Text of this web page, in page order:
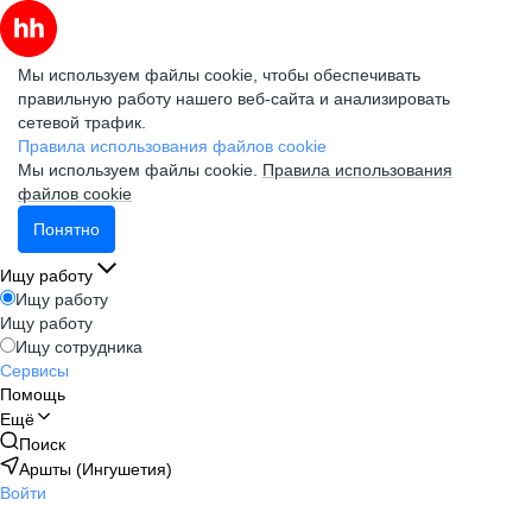
Мы используем файлы cookie, чтобы обеспечивать
правильную работу нашего веб-сайта и анализировать
сетевой трафик.
Правила использования файлов cookie
Мы используем файлы cookie. Правила использования
файлов cookie
Понятно
Ищу работу
Ищу работу
Ищу работу
Ищу сотрудника
Сервисы
Помощь
Ещё
Поиск
Аршты (Ингушетия)
Войти